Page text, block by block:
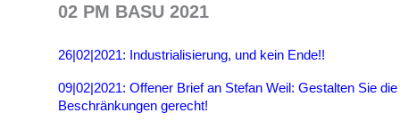
02 PM BASU 2021
26|02|2021: Industrialisierung, und kein Ende!!
09|02|2021: Offener Brief an Stefan Weil: Gestalten Sie
Beschränkungen gerecht!